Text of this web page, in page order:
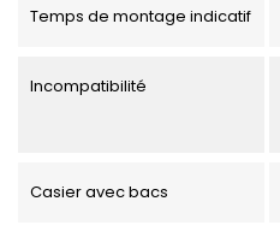
Temps de montage indicatif
Incompatibilité
Casier avec bacs